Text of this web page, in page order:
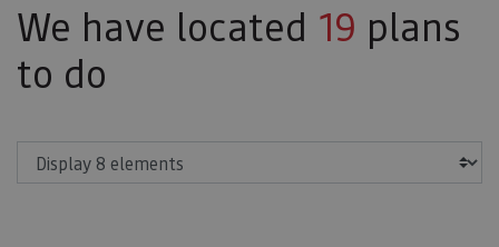
We have located 19 plans
to do